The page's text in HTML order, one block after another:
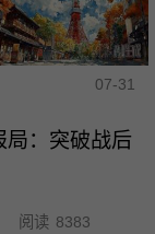
07-31
局：突破战后
阅读 8383